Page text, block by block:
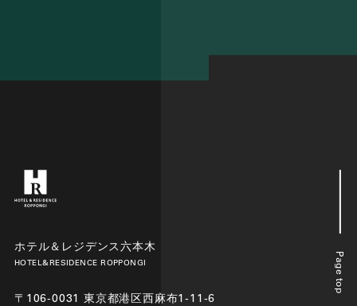
Page top
ホテル＆レジデンス六本木
HOTEL&RESIDENCE ROPPONGI
〒106-0031 東京都港区西麻布1-11-6